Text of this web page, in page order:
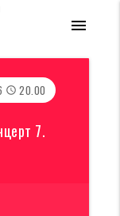
menu
access_time 20.00
7.